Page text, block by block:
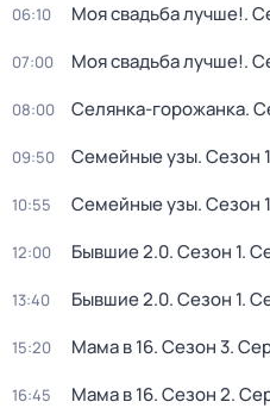
06:10 Моя свадьба лучше!.
07:00 Моя свадьба лучше!.
08:00 Селянка-горожанка.
09:50 Семейные узы. Сезон 1
10:55 Семейные узы. Сезон 1
12:00 Бывшие 2.0. Сезон 1.
13:40 Бывшие 2.0. Сезон 1.
15:20 Мама в 16. Сезон 3.
16:45 Мама в 16. Сезон 2.